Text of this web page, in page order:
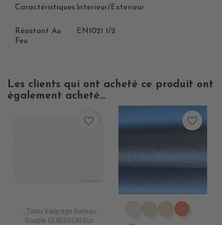
Caractéristiques Interieur/Exterieur
Résistant Au
Feu
EN1021 1/2
Les clients qui ont acheté ce produit ont
également acheté...
_Tissu Vaigrage Bateau
Souple QUIBERON Sur
favorite_border
EN4010 IVOIRE
EN4020 BEIGE
EN4040EN4060
favorite_border